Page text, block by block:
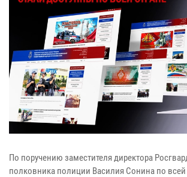
По поручению заместителя директора
полковника полиции Василия Сонина по